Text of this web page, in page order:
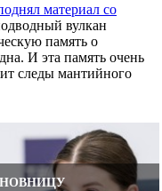
материал со
вулкан
память о
И эта память очень
следы мантийного